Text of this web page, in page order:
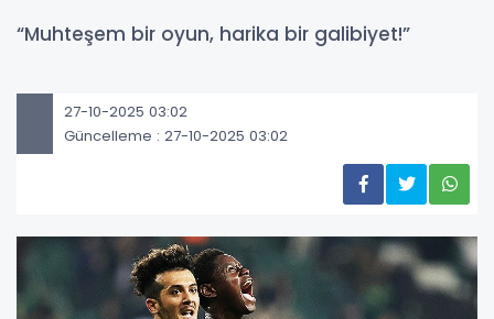
“Muhteşem bir oyun, harika bir galibiyet!”
27-10-2025 03:02
Güncelleme : 27-10-2025 03:02